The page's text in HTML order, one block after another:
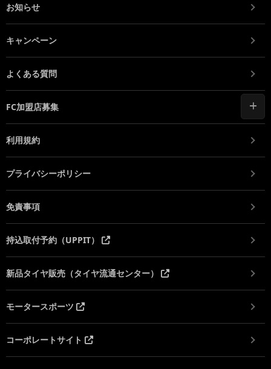
お知らせ
キャンペーン
よくある質問
FC加盟店募集
利用規約
プライバシーポリシー
免責事項
持込取付予約（UPPIT）
新品タイヤ販売（タイヤ流通センター）
モータースポーツ
コーポレートサイト